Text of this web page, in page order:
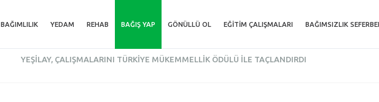
BAĞIMLILIK YEDAM REHAB BAĞIŞ YAP GÖNÜLLÜ OL EĞITIM ÇALIŞMALARI BAĞIMSIZLIK
YEŞILAY, ÇALIŞMALARINI TÜRKIYE MÜKEMMELLIK ÖDÜLÜ İLE TAÇLANDIRDI